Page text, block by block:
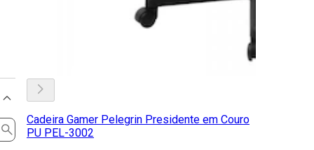
Cadeira Gamer Pelegrin Presidente em Couro
PU PEL-3002